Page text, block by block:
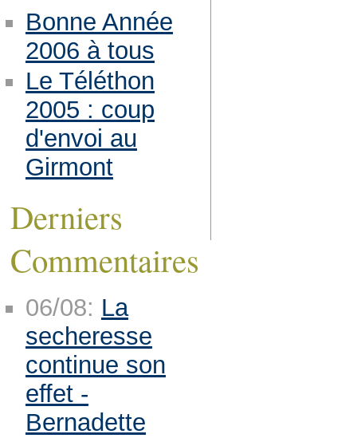
Bonne Année
2006 à tous
Le Téléthon
2005 : coup
d'envoi au
Girmont
Derniers
Commentaires
06/08: La
secheresse
continue son
effet -
Bernadette